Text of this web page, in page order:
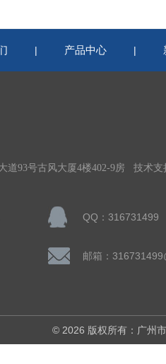
| 产品中心 |
道93号古风大厦4楼402-9房 技术支
QQ：316731499
邮箱：
© 2026 版权所有：广州